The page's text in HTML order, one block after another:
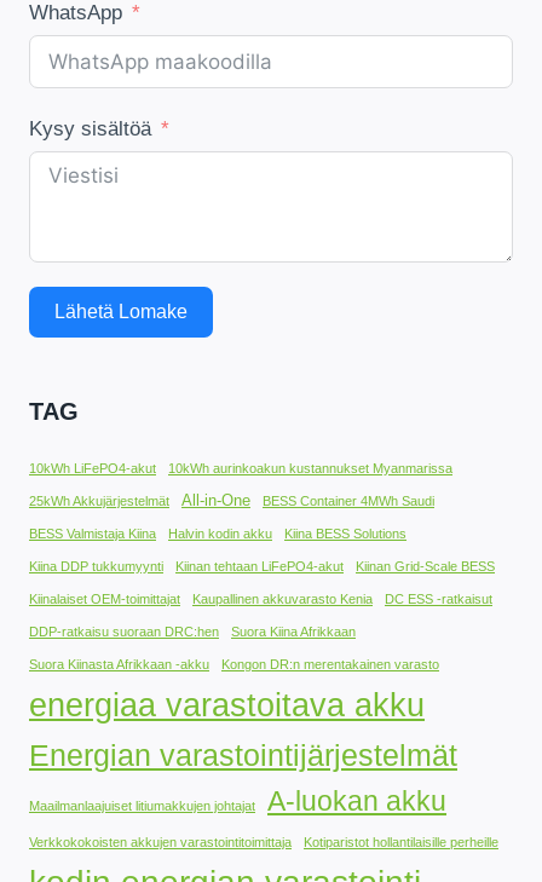
WhatsApp
Kysy sisältöä
Lähetä Lomake
TAG
10kWh LiFePO4-akut 10kWh aurinkoakun kustannukset Myanmarissa
25kWh Akkujärjestelmät All-in-One BESS Container 4MWh Saudi
BESS Valmistaja Kiina Halvin kodin akku Kiina BESS Solutions
Kiina DDP tukkumyynti Kiinan tehtaan LiFePO4-akut Kiinan Grid-Scale BESS
Kiinalaiset OEM-toimittajat Kaupallinen akkuvarasto Kenia DC ESS -ratkaisut
DDP-ratkaisu suoraan DRC:hen Suora Kiina Afrikkaan
Suora Kiinasta Afrikkaan -akku Kongon DR:n merentakainen varasto
energiaa varastoitava akku
Energian varastointijärjestelmät
Maailmanlaajuiset litiumakkujen johtajat A-luokan akku
Verkkokokoisten akkujen varastointitoimittaja Kotiparistot hollantilaisille perheille